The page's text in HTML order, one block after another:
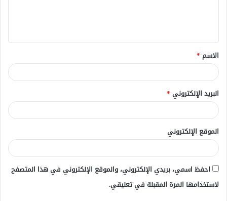
ق
*
الاسم *
البريد الإلكتروني *
الموقع الإلكتروني
احفظ اسمي، بريدي الإلكتروني، والموقع الإلكتروني في هذا المتصفح
لاستخدامها المرة المقبلة في تعليقي.